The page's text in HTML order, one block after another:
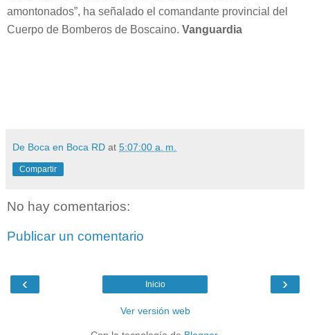
amontonados”, ha señalado el comandante provincial del
Cuerpo de Bomberos de Boscaino. Vanguardia
De Boca en Boca RD at 5:07:00 a. m.
Compartir
No hay comentarios:
Publicar un comentario
‹ ›
Inicio
Ver versión web